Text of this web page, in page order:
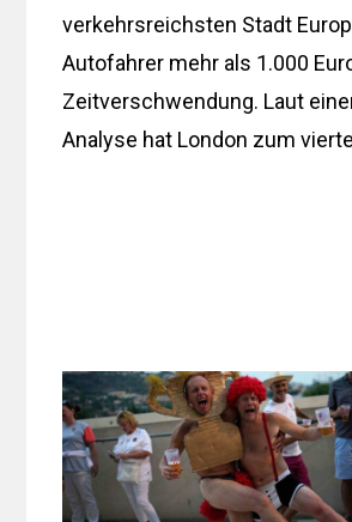
verkehrsreichsten Stadt
Autofahrer mehr als 1.000
Zeitverschwendung. Laut
Analyse hat London zum